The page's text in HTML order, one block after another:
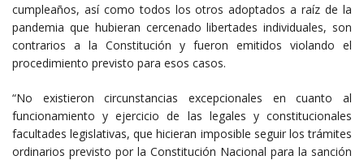
cumpleaños, así como todos los otros adoptados a raíz de la
pandemia que hubieran cercenado libertades individuales, son
contrarios a la Constitución y fueron emitidos violando el
procedimiento previsto para esos casos.
“No existieron circunstancias excepcionales en cuanto al
funcionamiento y ejercicio de las legales y constitucionales
facultades legislativas, que hicieran imposible seguir los trámites
ordinarios previsto por la Constitución Nacional para la sanción